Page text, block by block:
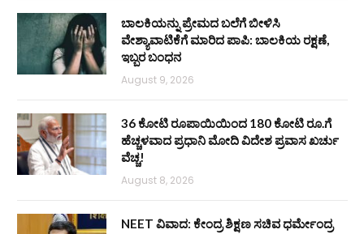
ಬಾಲಕಿಯನ್ನು ಪ್ರೇಮದ ಬಲೆಗೆ ಬೀಳಿಸಿ
ವೇಶ್ಯಾವಾಟಿಕೆಗೆ ಮಾರಿದ ಪಾಪಿ: ಬಾಲಕಿಯ ರಕ್ಷಣೆ,
ಇಬ್ಬರ ಬಂಧನ
August 9, 2026
36 ಕೋಟಿ ರೂಪಾಯಿಯಿಂದ 180 ಕೋಟಿ ರೂ.ಗೆ
ಹೆಚ್ಚಳವಾದ ಪ್ರಧಾನಿ ಮೋದಿ ವಿದೇಶ ಪ್ರವಾಸ ಖರ್ಚು
ವೆಚ್ಚ!
August 8, 2026
NEET ವಿವಾದ: ಕೇಂದ್ರ ಶಿಕ್ಷಣ ಸಚಿವ ಧರ್ಮೇಂದ್ರ